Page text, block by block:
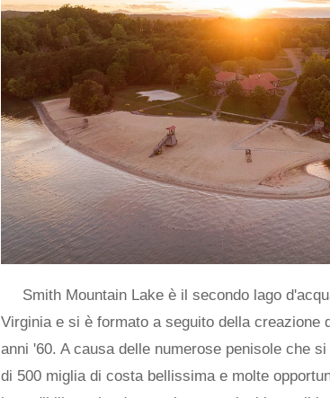
Smith Mountain Lake è il secondo lago
Virginia e si è formato a seguito della creazione
anni '60. A causa delle numerose penisole che
di 500 miglia di costa bellissima e molte